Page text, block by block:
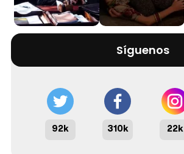
Síguenos
92k 310k 22k